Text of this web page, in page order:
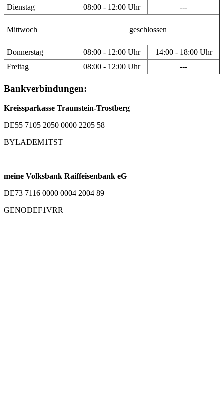
Dienstag
08:00 - 12:00 Uhr ---
Mittwoch geschlossen
Donnerstag 08:00 - 12:00 Uhr
14:00 - 18:00 Uhr
Freitag
08:00 - 12:00 Uhr ---
Bankverbindungen:
Kreissparkasse Traunstein-Trostberg
DE55 7105 2050 0000 2205 58
BYLADEM1TST
meine Volksbank Raiffeisenbank eG
DE73 7116 0000 0004 2004 89
GENODEF1VRR